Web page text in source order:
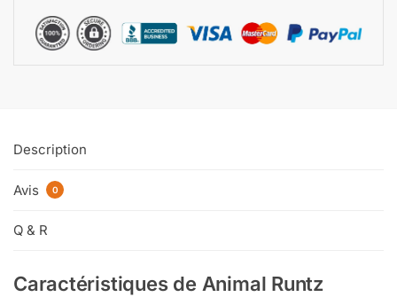
Description
Avis 0
Q & R
Caractéristiques de Animal Runtz